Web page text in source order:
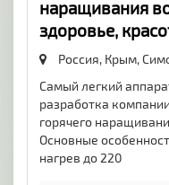
наращивания
здоровье,
Россия, Крым,
Самый легкий
разработка
горячего
Основные
нагрев до 220